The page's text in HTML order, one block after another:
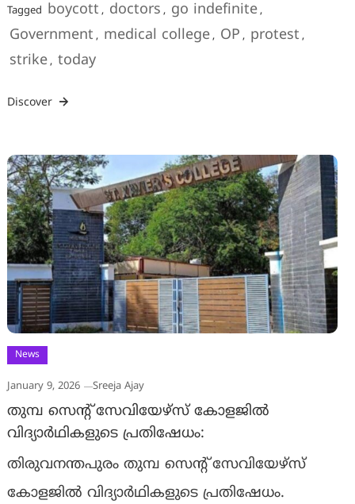
Tagged boycott , doctors , go indefinite,
Government , medical college, OP , protest ,
strike, today
Discover
News
January 9, 2026 Sreeja Ajay
തുമ്പ സെന്റ് സേവിയേഴ്സ് കോളജിൽ
വിദ്യാർഥികളുടെ പ്രതിഷേധം:
തിരുവനന്തപുരം തുമ്പ സെന്റ് സേവിയേഴ്സ്
കോളജിൽ വിദ്യാർഥികളുടെ പ്രതിഷേധം.